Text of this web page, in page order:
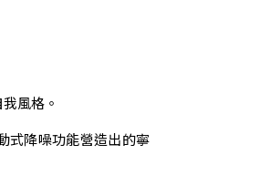
風格。
式降噪功能營造出的寧